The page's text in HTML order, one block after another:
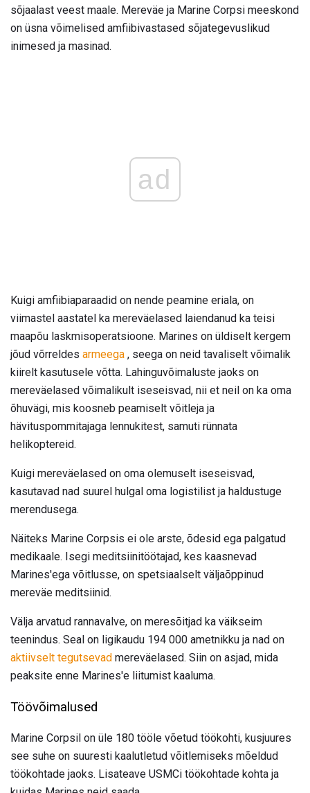
sõjaalast veest maale. Mereväe ja Marine Corpsi meeskond
on üsna võimelised amfiibivastased sõjategevuslikud
inimesed ja masinad.
ad
Kuigi amfiibiaparaadid on nende peamine eriala, on
viimastel aastatel ka mereväelased laiendanud ka teisi
maapõu laskmisoperatsioone. Marines on üldiselt kergem
jõud võrreldes armeega , seega on neid tavaliselt võimalik
kiirelt kasutusele võtta. Lahinguvõimaluste jaoks on
mereväelased võimalikult iseseisvad, nii et neil on ka oma
õhuvägi, mis koosneb peamiselt võitleja ja
hävituspommitajaga lennukitest, samuti rünnata
helikoptereid.
Kuigi mereväelased on oma olemuselt iseseisvad,
kasutavad nad suurel hulgal oma logistilist ja haldustuge
merendusega.
Näiteks Marine Corpsis ei ole arste, õdesid ega palgatud
medikaale. Isegi meditsiinitöötajad, kes kaasnevad
Marines'ega võitlusse, on spetsiaalselt väljaõppinud
mereväe meditsiinid.
Välja arvatud rannavalve, on meresõitjad ka väikseim
teenindus. Seal on ligikaudu 194 000 ametnikku ja nad on
aktiivselt tegutsevad mereväelased. Siin on asjad, mida
peaksite enne Marines'e liitumist kaaluma.
Töövõimalused
Marine Corpsil on üle 180 tööle võetud töökohti, kusjuures
see suhe on suuresti kaalutletud võitlemiseks mõeldud
töökohtade jaoks. Lisateave USMCi töökohtade kohta ja